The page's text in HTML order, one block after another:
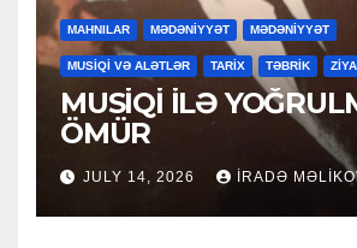
MAHNILAR MƏDƏNİYYƏT MƏDƏNİYYƏT
MUSİQİ VƏ ALƏTLƏR TARİX TƏBRİK
MUSİQİ İLƏ
ÖMÜR
JULY 14, 2026 İRADƏ